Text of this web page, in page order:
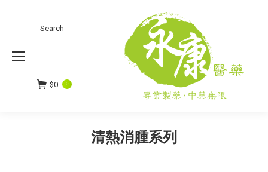
Search:
Search
$0 0
清熱消腫系列